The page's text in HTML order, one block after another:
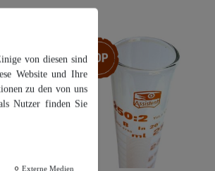
Top-Artikel
von diesen sind
Website und Ihre
zu den von uns
von diesen sind
Website und Ihre
zu den von uns
Nutzer finden Sie
Externe Medien